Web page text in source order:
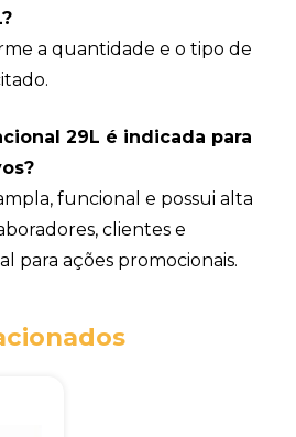
a quantidade e o tipo de
29L é indicada para
funcional e possui alta
clientes e
para ações promocionais.